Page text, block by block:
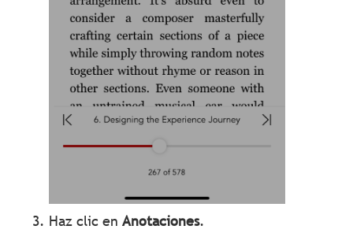
Haz clic enAnotaciones.